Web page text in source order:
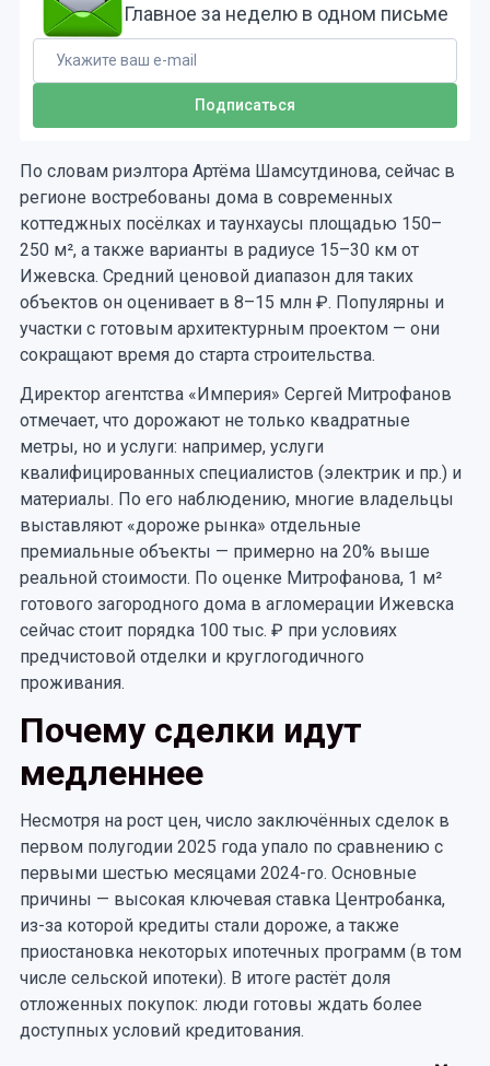
Главное за неделю в одном письме
По словам риэлтора Артёма Шамсутдинова, сейчас в
регионе востребованы дома в современных
коттеджных посёлках и таунхаусы площадью 150–
250 м², а также варианты в радиусе 15–30 км от
Ижевска. Средний ценовой диапазон для таких
объектов он оценивает в 8–15 млн ₽. Популярны и
участки с готовым архитектурным проектом — они
сокращают время до старта строительства.
Директор агентства «Империя» Сергей Митрофанов
отмечает, что дорожают не только квадратные
метры, но и услуги: например, услуги
квалифицированных специалистов (электрик и пр.) и
материалы. По его наблюдению, многие владельцы
выставляют «дороже рынка» отдельные
премиальные объекты — примерно на 20% выше
реальной стоимости. По оценке Митрофанова, 1 м²
готового загородного дома в агломерации Ижевска
сейчас стоит порядка 100 тыс. ₽ при условиях
предчистовой отделки и круглогодичного
проживания.
Почему сделки идут
медленнее
Несмотря на рост цен, число заключённых сделок в
первом полугодии 2025 года упало по сравнению с
первыми шестью месяцами 2024-го. Основные
причины — высокая ключевая ставка Центробанка,
из-за которой кредиты стали дороже, а также
приостановка некоторых ипотечных программ (в том
числе сельской ипотеки). В итоге растёт доля
отложенных покупок: люди готовы ждать более
доступных условий кредитования.